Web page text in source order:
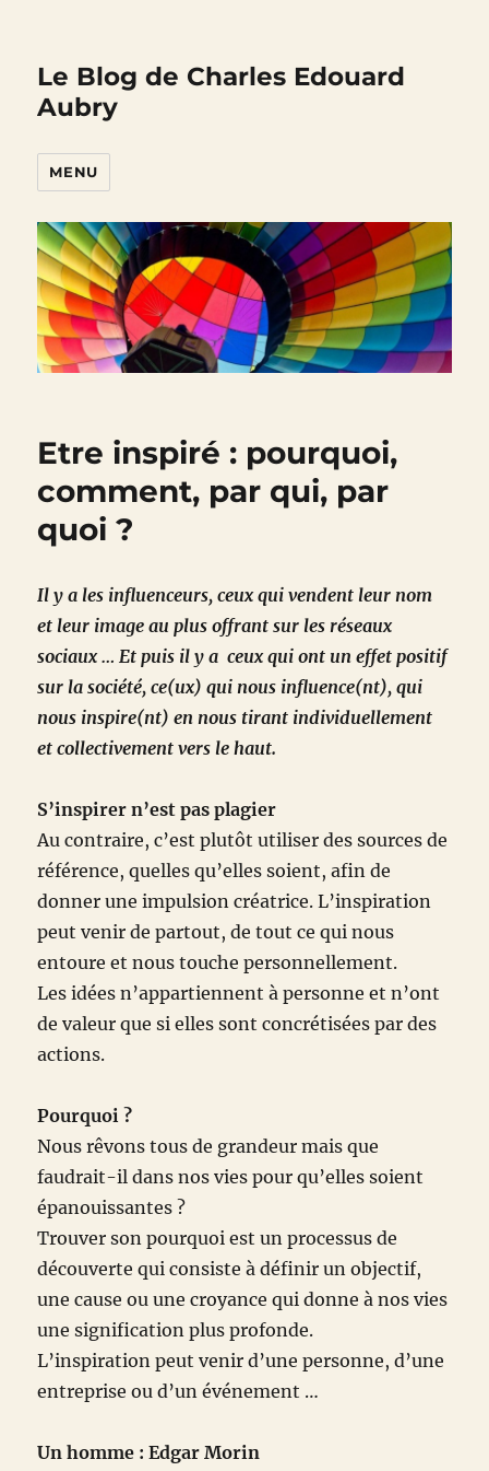
Le Blog de Charles Edouard
Aubry
MENU
Etre inspiré : pourquoi,
comment, par qui, par
quoi ?
Il y a les influenceurs, ceux qui vendent leur nom
et leur image au plus offrant sur les réseaux
sociaux … Et puis il y a ceux qui ont un effet positif
sur la société, ce(ux) qui nous influence(nt), qui
nous inspire(nt) en nous tirant individuellement
et collectivement vers le haut.
S’inspirer n’est pas plagier
Au contraire, c’est plutôt utiliser des sources de
référence, quelles qu’elles soient, afin de
donner une impulsion créatrice. L’inspiration
peut venir de partout, de tout ce qui nous
entoure et nous touche personnellement.
Les idées n’appartiennent à personne et n’ont
de valeur que si elles sont concrétisées par des
actions.
Pourquoi ?
Nous rêvons tous de grandeur mais que
faudrait-il dans nos vies pour qu’elles soient
épanouissantes ?
Trouver son pourquoi est un processus de
découverte qui consiste à définir un objectif,
une cause ou une croyance qui donne à nos vies
une signification plus profonde.
L’inspiration peut venir d’une personne, d’une
entreprise ou d’un événement …
Un homme : Edgar Morin